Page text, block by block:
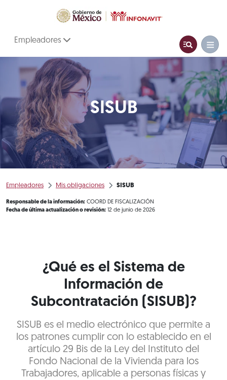
Empleadores
SISUB
Empleadores Mis obligaciones SISUB
Responsable de la información: COORD DE FISCALIZACIÓN
Fecha de última actualización o revisión: 12 de junio de 2026
¿Qué es el Sistema de
Información de
Subcontratación (SISUB)?
SISUB es el medio electrónico que permite a
los patrones cumplir con lo establecido en el
artículo 29 Bis de la Ley del Instituto del
Fondo Nacional de la Vivienda para los
Trabajadores, aplicable a personas físicas y